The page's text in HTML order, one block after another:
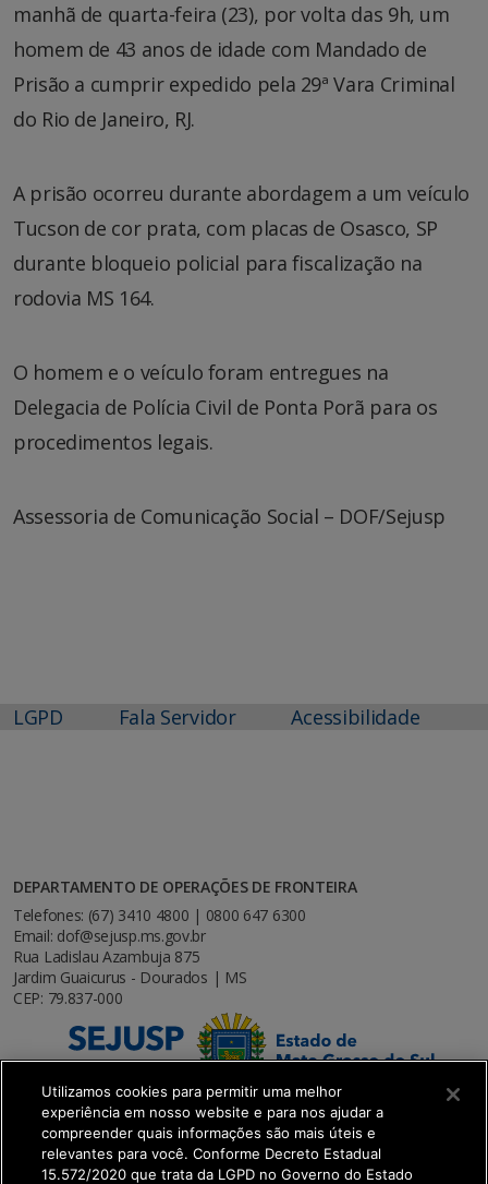
manhã de quarta-feira (23), por volta das 9h, um
homem de 43 anos de idade com Mandado de
Prisão a cumprir expedido pela 29ª Vara Criminal
do Rio de Janeiro, RJ.
A prisão ocorreu durante abordagem a um veículo
Tucson de cor prata, com placas de Osasco, SP
durante bloqueio policial para fiscalização na
rodovia MS 164.
O homem e o veículo foram entregues na
Delegacia de Polícia Civil de Ponta Porã para os
procedimentos legais.
Assessoria de Comunicação Social – DOF/Sejusp
LGPD Fala Servidor Acessibilidade
DEPARTAMENTO DE OPERAÇÕES DE FRONTEIRA
Telefones: (67) 3410 4800 | 0800 647 6300
Email: dof@sejusp.ms.gov.br
Rua Ladislau Azambuja 875
Jardim Guaicurus - Dourados | MS
CEP: 79.837-000
Utilizamos cookies para permitir uma melhor
experiência em nosso website e para nos ajudar a
compreender quais informações são mais úteis e
relevantes para você. Conforme Decreto Estadual
15.572/2020 que trata da LGPD no Governo do Estado